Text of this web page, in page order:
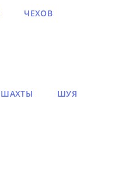
ЧЕХОВ
ШАХТЫ ШУЯ